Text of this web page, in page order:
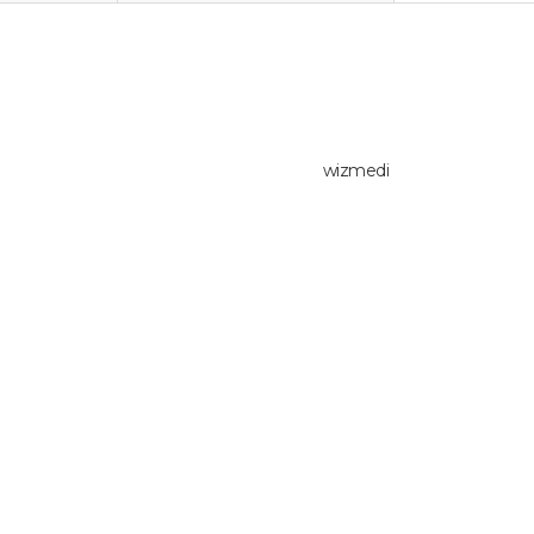
wizmedi